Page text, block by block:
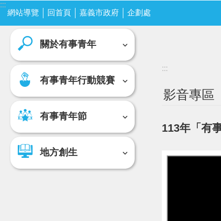
跳到主要內容區塊
關於有事青年
有事青年行動競賽
有事青年節
地方創生
:::
關於有事青年 有事青年行動競賽
網站導覽 回首頁 嘉義市政府 企劃處
:::
影音專區
113年「有